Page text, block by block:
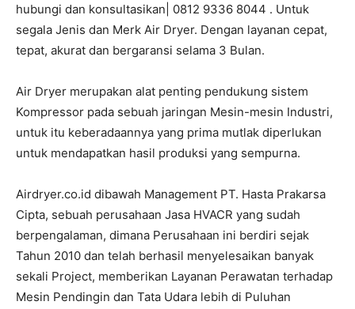
hubungi dan konsultasikan| 0812 9336 8044 . Untuk
segala Jenis dan Merk Air Dryer. Dengan layanan cepat,
tepat, akurat dan bergaransi selama 3 Bulan.
Air Dryer merupakan alat penting pendukung sistem
Kompressor pada sebuah jaringan Mesin-mesin Industri,
untuk itu keberadaannya yang prima mutlak diperlukan
untuk mendapatkan hasil produksi yang sempurna.
Airdryer.co.id dibawah Management PT. Hasta Prakarsa
Cipta, sebuah perusahaan Jasa HVACR yang sudah
berpengalaman, dimana Perusahaan ini berdiri sejak
Tahun 2010 dan telah berhasil menyelesaikan banyak
sekali Project, memberikan Layanan Perawatan terhadap
Mesin Pendingin dan Tata Udara lebih di Puluhan